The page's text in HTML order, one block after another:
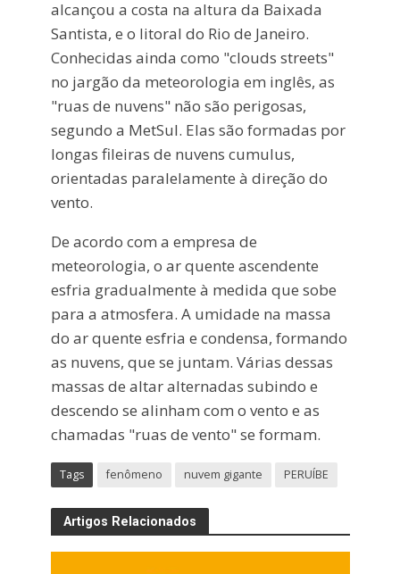
alcançou a costa na altura da Baixada
Santista, e o litoral do Rio de Janeiro.
Conhecidas ainda como "clouds streets"
no jargão da meteorologia em inglês, as
"ruas de nuvens" não são perigosas,
segundo a MetSul. Elas são formadas por
longas fileiras de nuvens cumulus,
orientadas paralelamente à direção do
vento.
De acordo com a empresa de
meteorologia, o ar quente ascendente
esfria gradualmente à medida que sobe
para a atmosfera. A umidade na massa
do ar quente esfria e condensa, formando
as nuvens, que se juntam. Várias dessas
massas de altar alternadas subindo e
descendo se alinham com o vento e as
chamadas "ruas de vento" se formam.
Tags fenômeno nuvem gigante PERUÍBE
Artigos Relacionados